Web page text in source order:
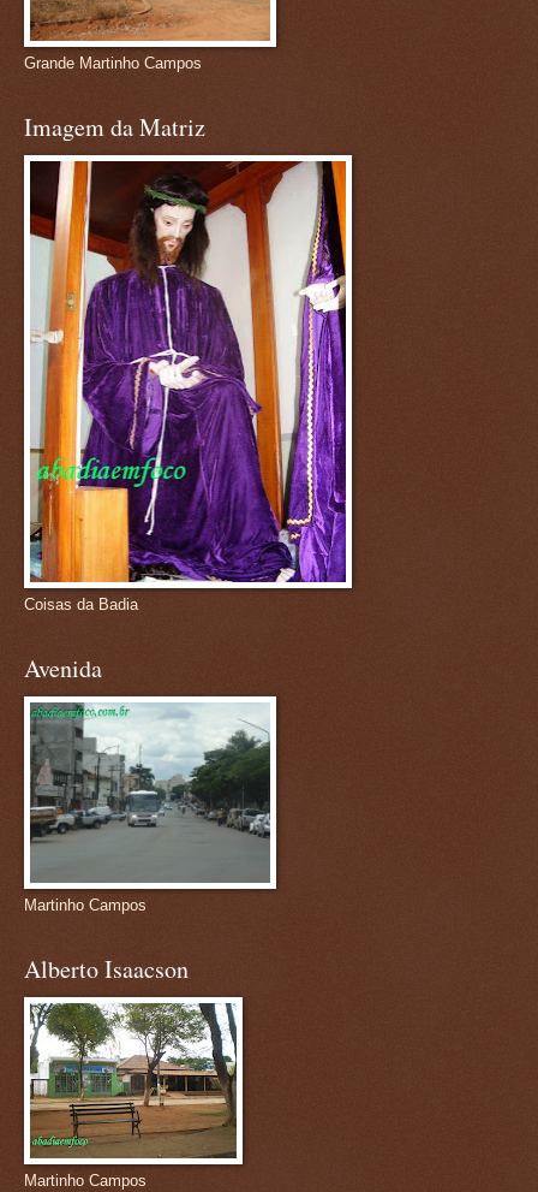
Grande Martinho Campos
Imagem da Matriz
Coisas da Badia
Avenida
Martinho Campos
Alberto Isaacson
Martinho Campos